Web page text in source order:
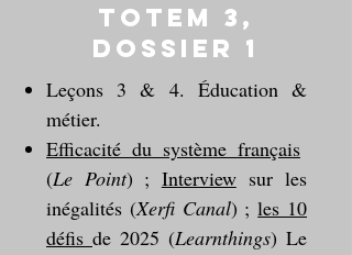
Totem 3,
dossier 1
Leçons 3 & 4. Éducation &
métier.
Efficacité du système français
(Le Point) ; Interviewsur les
inégalités (Xerfi Canal) ;les 10
défis de 2025 (Learnthings) Le